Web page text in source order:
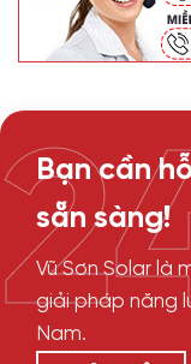
Bạn cần
sẵn sàng!
Vũ Sơn Solar là
giải pháp năng
Nam.